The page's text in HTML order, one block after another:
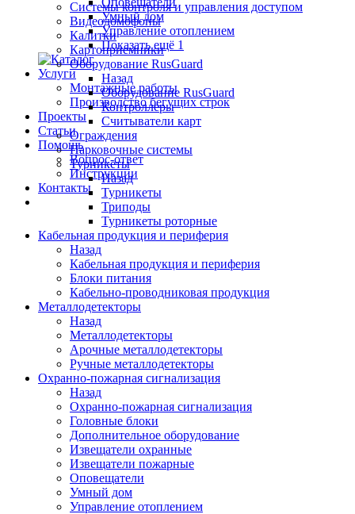
Умный дом
Управление отоплением
Показать ещё 1
Услуги
Монтажные работы
Производство бегущих строк
Проекты
Статьи
Помощь
Вопрос-ответ
Инструкции
Контакты
Системы контроля и управления доступом
Видеодомофоны
Калитки
Картоприемники
Оборудование RusGuard
Назад
Оборудование RusGuard
Контроллеры
Считыватели карт
Ограждения
Парковочные системы
Турникеты
Назад
Турникеты
Триподы
Турникеты роторные
Кабельная продукция и периферия
Назад
Кабельная продукция и периферия
Блоки питания
Кабельно-проводниковая продукция
Металлодетекторы
Назад
Металлодетекторы
Арочные металлодетекторы
Ручные металлодетекторы
Охранно-пожарная сигнализация
Назад
Охранно-пожарная сигнализация
Головные блоки
Дополнительное оборудование
Извещатели охранные
Извещатели пожарные
Оповещатели
Умный дом
Управление отоплением